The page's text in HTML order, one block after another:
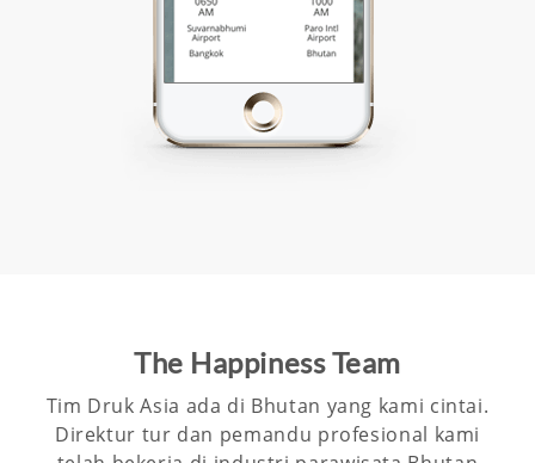
The Happiness Team
Tim Druk Asia ada di Bhutan yang kami cintai.
Direktur tur dan pemandu profesional kami